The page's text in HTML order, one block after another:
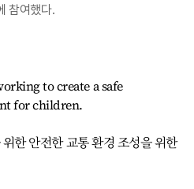
참여했다.
to create a safe
for children.
한 안전한 교통 환경 조성을 위한